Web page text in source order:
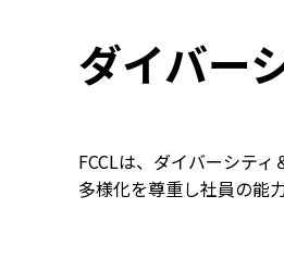
ダイバー
FCCLは、ダイバーシテ
多様化を尊重し社員の能